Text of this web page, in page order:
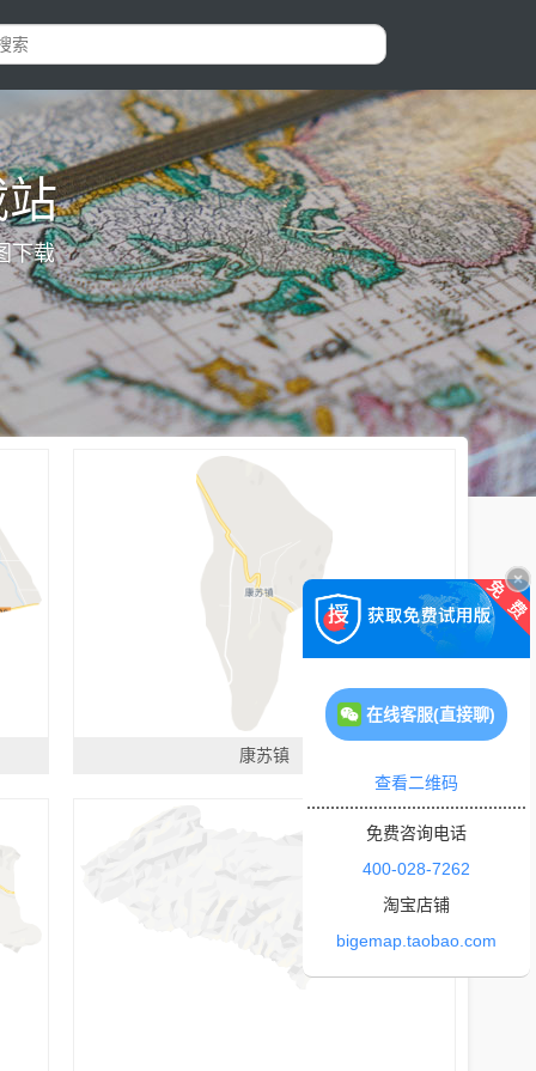
下载
康苏镇
在线客服(直接聊)
查看二维码
免费咨询电话
400-028-7262
淘宝店铺
bigemap.taobao.com